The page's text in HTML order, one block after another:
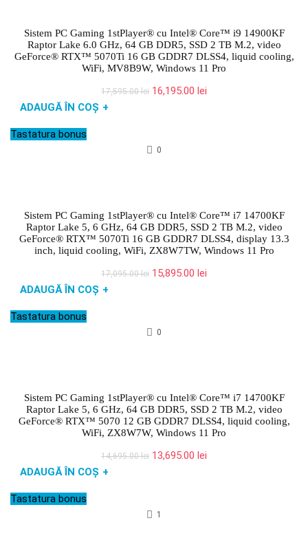
Sistem PC Gaming 1stPlayer® cu Intel® Core™ i9 14900KF
Raptor Lake 6.0 GHz, 64 GB DDR5, SSD 2 TB M.2, video
GeForce® RTX™ 5070Ti 16 GB GDDR7 DLSS4, liquid cooling,
WiFi, MV8B9W, Windows 11 Pro
17,595.00lei Prețul
16,195.00 lei
ADAUGĂ ÎN COȘ +
Tastatura bonus
0
Sistem PC Gaming 1stPlayer® cu Intel® Core™ i7 14700KF
Raptor Lake 5, 6 GHz, 64 GB DDR5, SSD 2 TB M.2, video
GeForce® RTX™ 5070Ti 16 GB GDDR7 DLSS4, display 13.3
inch, liquid cooling, WiFi, ZX8W7TW, Windows 11 Pro
17,095.00lei Prețul
15,895.00 lei
ADAUGĂ ÎN COȘ +
Tastatura bonus
0
Sistem PC Gaming 1stPlayer® cu Intel® Core™ i7 14700KF
Raptor Lake 5, 6 GHz, 64 GB DDR5, SSD 2 TB M.2, video
GeForce® RTX™ 5070 12 GB GDDR7 DLSS4, liquid cooling,
WiFi, ZX8W7W, Windows 11 Pro
14,695.00lei Prețul
13,695.00 lei
ADAUGĂ ÎN COȘ +
Tastatura bonus
1